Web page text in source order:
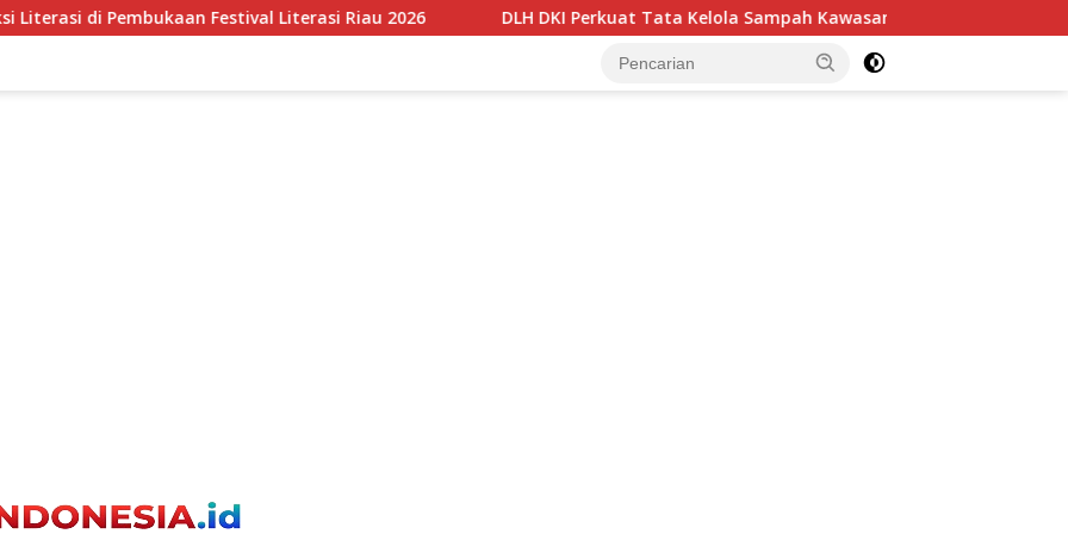
Festival Literasi Riau 2026 DLH DKI Perkuat Tata Kelola Sampah Kawasan, Pelaku Usaha Dorong Harmonisasi